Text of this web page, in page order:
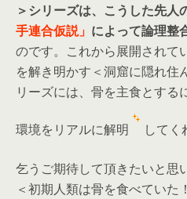
＞シリーズは、こうした先人
手連合仮説」 によって論理整
のです。これから展開されて
を解き明かす＜洞窟に隠れ住
リーズには、骨を主食とする
環境をリアルに解明 してく
乞うご期待して頂きたいと思
＜初期人類は骨を食べていた